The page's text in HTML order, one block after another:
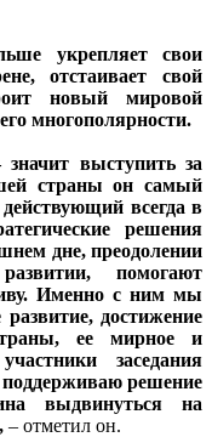
укрепляет свои
отстаивает свой
новый мировой
многополярности.
выступить за
страны он самый
всегда в
решения
дне, преодолении
помогают
Именно с ним мы
достижение
ее мирное и
заседания
решение
выдвинуться на
– отметил он.